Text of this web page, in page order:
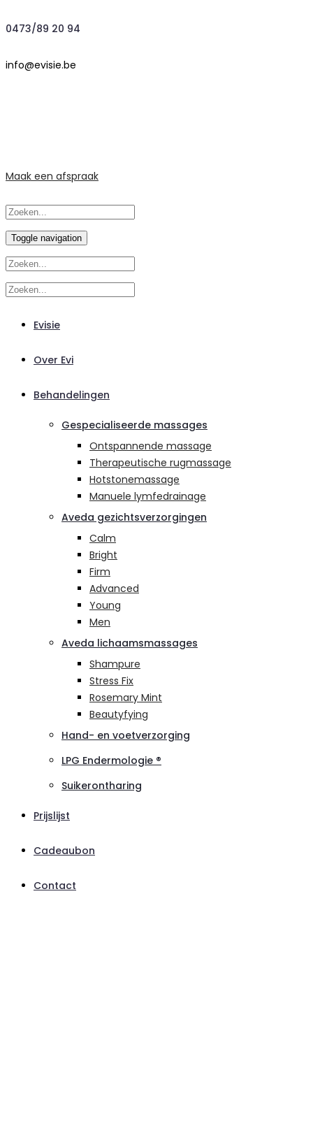
0473/89 20 94
info@evisie.be
Maak een afspraak
Toggle navigation
Evisie
Over Evi
Behandelingen
Gespecialiseerde massages
Ontspannende massage
Therapeutische rugmassage
Hotstonemassage
Manuele lymfedrainage
Aveda gezichtsverzorgingen
Calm
Bright
Firm
Advanced
Young
Men
Aveda lichaamsmassages
Shampure
Stress Fix
Rosemary Mint
Beautyfying
Hand- en voetverzorging
LPG Endermologie ®
Suikerontharing
Prijslijst
Cadeaubon
Contact